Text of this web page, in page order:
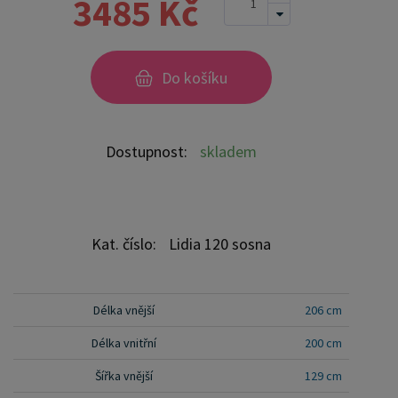
během spánku. Tato pevná a stabilní postel je
mm, což zaručuje její stabilitu a dlouhou životnost
Postel je opatřena dvěma vrstvami bezbarvého
zdůrazňuje přirozenou krásu dřeva. K dispozici
výše zmíněných odstínech a následně dvakrát
postele je velmi jednoduchá, kdy pomocí šroubů,
každé boční strany bočnice, na kterých jsou
3485 Kč
Do košíku
Dostupnost: skladem
Kat. číslo: Lidia 120 sosna
Délka vnější 206 cm
Délka vnitřní 200 cm
Šířka vnější 129 cm